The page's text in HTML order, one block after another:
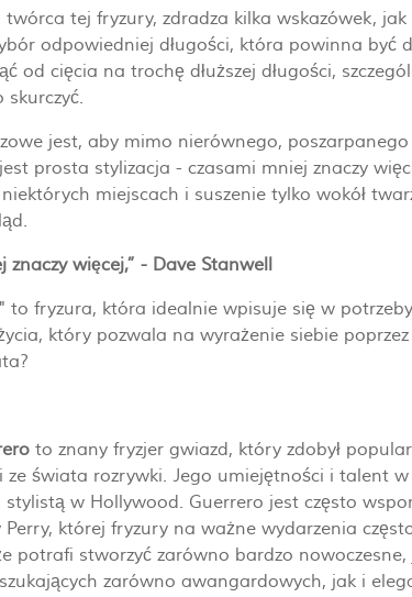
twórca tej fryzury, zdradza kilka wskazówek,
odpowiedniej długości, która powinna być
od cięcia na trochę dłuższej długości,
skurczyć.
jest, aby mimo nierównego,
prosta stylizacja - czasami mniej znaczy
miejscach i suszenie tylko wokół
znaczy więcej,” - Dave Stanwell
to fryzura, która idealnie wpisuje się w
który pozwala na wyrażenie siebie
to znany fryzjer gwiazd, który zdobył
świata rozrywki. Jego umiejętności i talent w
stylistą w Hollywood. Guerrero jest często
której fryzury na ważne wydarzenia
potrafi stworzyć zarówno bardzo
zarówno awangardowych, jak i